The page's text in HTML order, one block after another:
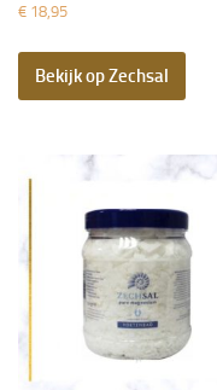
€ 18,95
Bekijk op Zechsal